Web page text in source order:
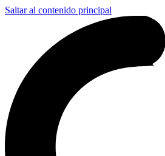
Saltar al contenido principal